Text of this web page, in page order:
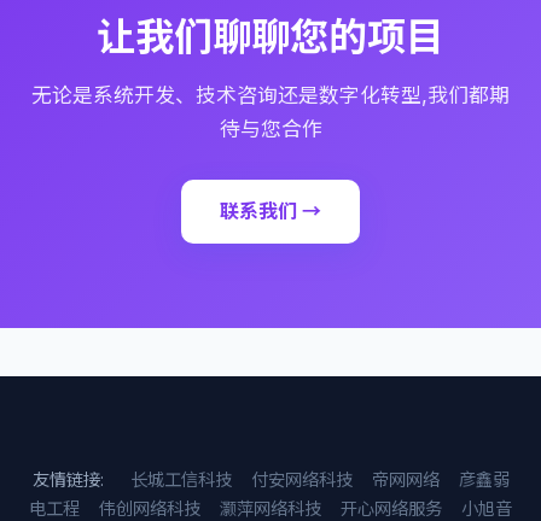
让我们聊聊您的项目
无论是系统开发、技术咨询还是数字化转型,我们都期
待与您合作
联系我们 →
友情链接: 长城工信科技 付安网络科技 帝网网络
彦鑫弱
电工程
伟创网络科技 灏萍网络科技 开心网络服务
小旭音